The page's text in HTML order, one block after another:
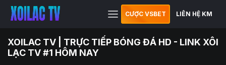
CƯỢC VSBET LIÊN HỆ KM
XOILAC TV | TRỰC TIẾP BÓNG ĐÁ HD - LINK XÔI
LẠC TV #1 HÔM NAY